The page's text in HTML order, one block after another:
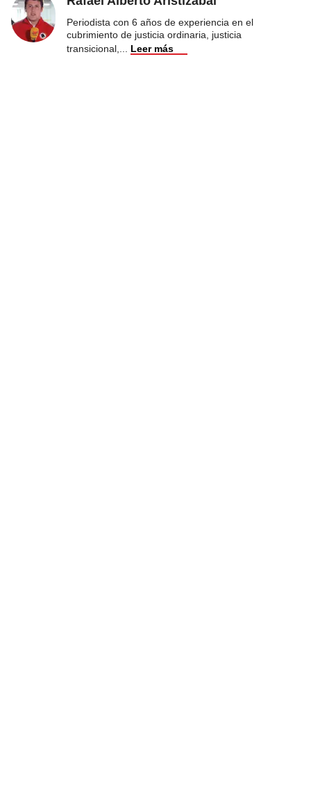
Periodista con 6 años de experiencia en el
cubrimiento de justicia ordinaria, justicia
transicional,
Leer más